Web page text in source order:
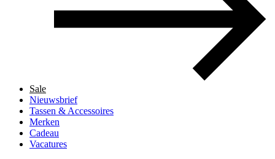
Sale
Nieuwsbrief
Tassen & Accessoires
Merken
Cadeau
Vacatures